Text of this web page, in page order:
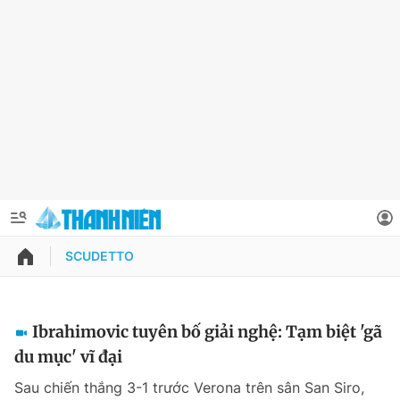
QUẢNG CÁO
Thông tin tài khoản
Đổi mật khẩu
SCUDETTO
Ibrahimovic tuyên bố giải nghệ: Tạm biệt 'gã
du mục' vĩ đại
Sau chiến thắng 3-1 trước Verona trên sân San Siro,